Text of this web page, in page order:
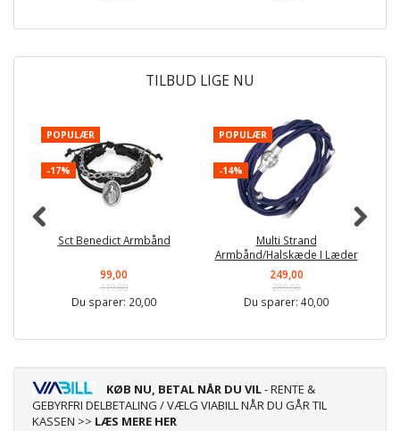
TILBUD LIGE NU
POPULÆR
-17%
Sct Benedict Armbånd
99,00
119,00
Du sparer: 20,00
POPULÆR
-14%
Multi Strand
Armbånd/Halskæde I Læder
249,00
289,00
Du sparer: 40,00
KØB NU, BETAL NÅR DU VIL- RENTE &
GEBYRFRI DELBETALING / VÆLG VIABILL NÅR DU GÅR TIL
KASSEN >> LÆS MERE HER